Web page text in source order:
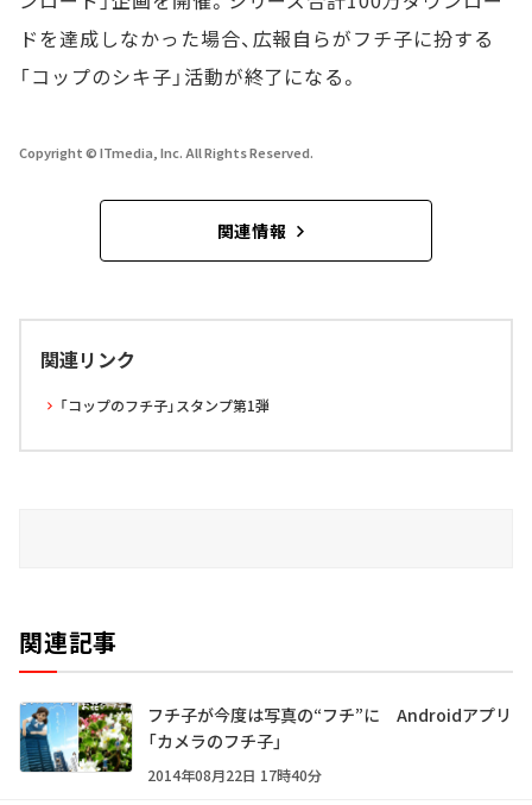
ドを達成しなかった場合、広報自らがフチ子に扮する
「コップのシキ子」活動が終了になる。
Copyright © ITmedia, Inc. All Rights Reserved.
関連情報
関連リンク
「コップのフチ子」スタンプ第1弾
関連記事
フチ子が今度は写真の“フチ”に Androidアプリ
「カメラのフチ子」
2014年08月22日 17時40分